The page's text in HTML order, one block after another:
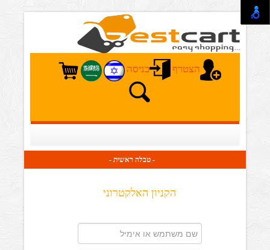
הצטרף כניסה
- טבלה ראשית -
הקניון האלקטרוני